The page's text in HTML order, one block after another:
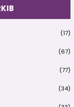
(17)
(67)
(77)
(34)